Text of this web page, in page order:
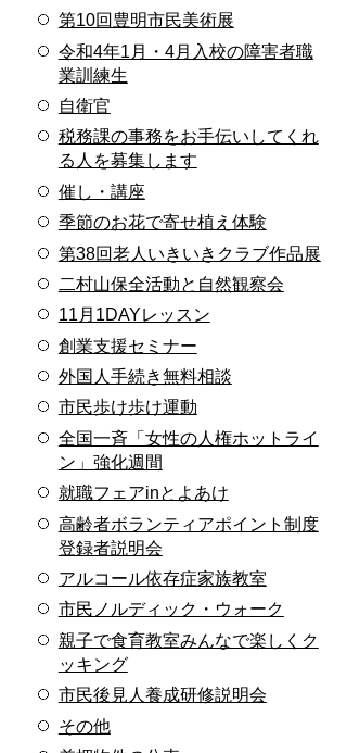
第10回豊明市民美術展
令和4年1月・4月入校の障害者職
業訓練生
自衛官
税務課の事務をお手伝いしてくれ
る人を募集します
催し・講座
季節のお花で寄せ植え体験
第38回老人いきいきクラブ作品展
二村山保全活動と自然観察会
11月1DAYレッスン
創業支援セミナー
外国人手続き無料相談
市民歩け歩け運動
全国一斉「女性の人権ホットライ
ン」強化週間
就職フェアinとよあけ
高齢者ボランティアポイント制度
登録者説明会
アルコール依存症家族教室
市民ノルディック・ウォーク
親子で食育教室みんなで楽しくク
ッキング
市民後見人養成研修説明会
その他